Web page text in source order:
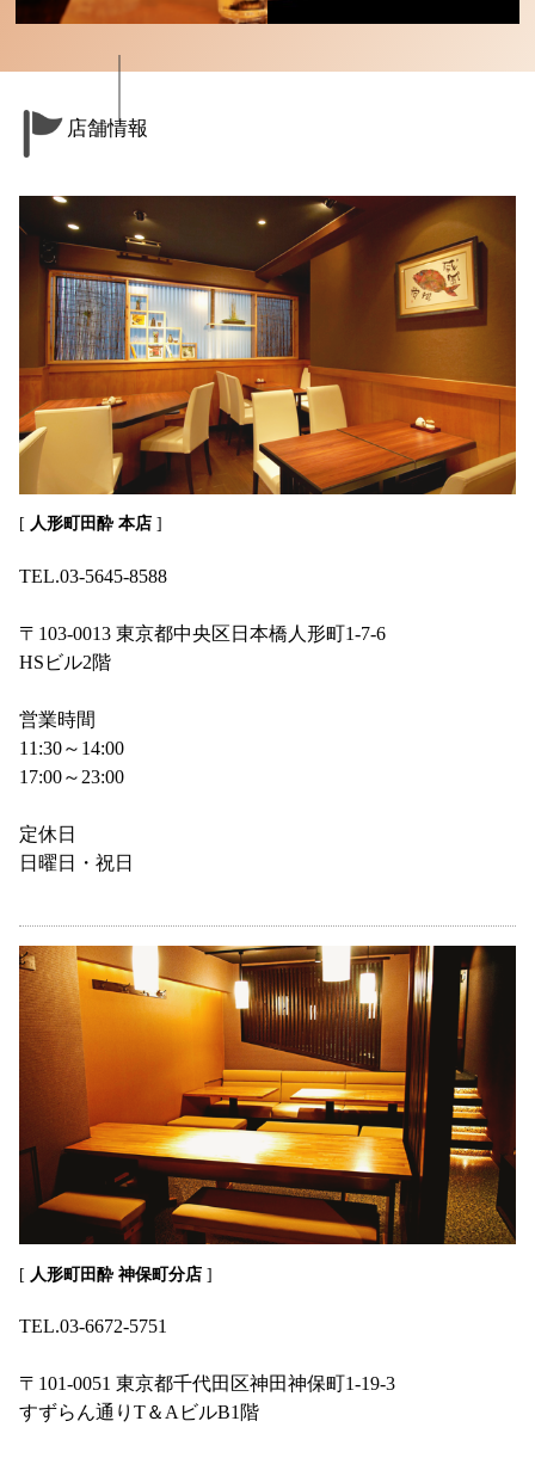
店舗情報
[ 人形町田酔 本店 ]
TEL.03-5645-8588
〒103-0013 東京都中央区日本橋人形町1-7-6
HSビル2階
営業時間
11:30～14:00
17:00～23:00
定休日
日曜日・祝日
[ 人形町田酔 神保町分店 ]
TEL.03-6672-5751
〒101-0051 東京都千代田区神田神保町1-19-3
すずらん通りT＆AビルB1階